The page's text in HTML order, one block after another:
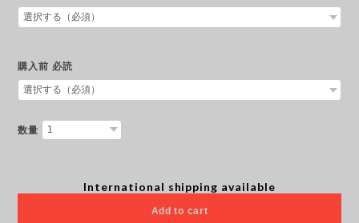
購入前 必読
数量
International shipping available
Add to cart